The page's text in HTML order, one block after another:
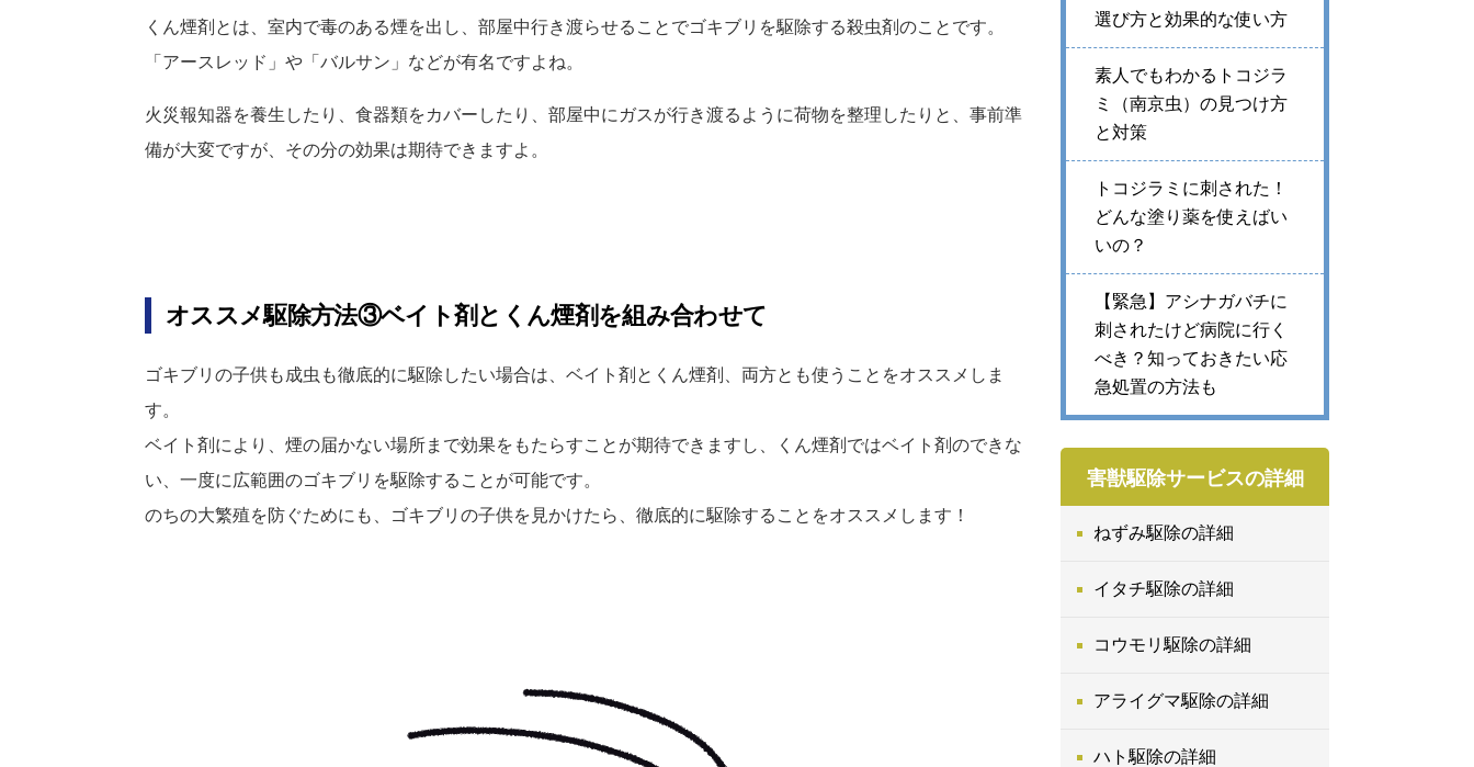
くん煙剤とは、室内で毒のある煙を出し、部屋中行き渡らせることでゴキブリを駆除する殺虫剤のことです。
「アースレッド」や「バルサン」などが有名ですよね。
火災報知器を養生したり、食器類をカバーしたり、部屋中にガスが行き渡るように荷物を整理したりと、事前準
備が大変ですが、その分の効果は期待できますよ。
オススメ駆除方法③ベイト剤とくん煙剤を組み合わせて
ゴキブリの子供も成虫も徹底的に駆除したい場合は、ベイト剤とくん煙剤、両方とも使うことをオススメしま
す。
ベイト剤により、煙の届かない場所まで効果をもたらすことが期待できますし、くん煙剤ではベイト剤のできな
い、一度に広範囲のゴキブリを駆除することが可能です。
のちの大繁殖を防ぐためにも、ゴキブリの子供を見かけたら、徹底的に駆除することをオススメします！
選び方と効果的な使い方
素人でもわかるトコジラ
ミ（南京虫）の見つけ方
と対策
トコジラミに刺された！
どんな塗り薬を使えばい
いの？
【緊急】アシナガバチに
刺されたけど病院に行く
べき？知っておきたい応
急処置の方法も
害獣駆除サービスの詳細
ねずみ駆除の詳細
イタチ駆除の詳細
コウモリ駆除の詳細
アライグマ駆除の詳細
ハト駆除の詳細